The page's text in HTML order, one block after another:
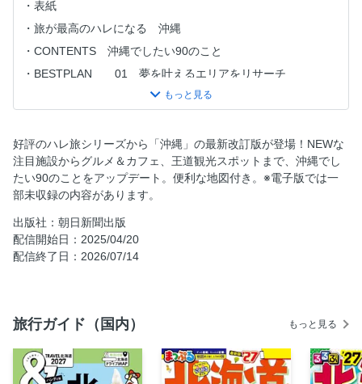
表紙
旅が最高のハレになる 沖縄
CONTENTS 沖縄でしたい90のこと
BESTPLAN 01 夢を叶えるエリアをリサーチ
02 沖縄を200％楽しむ
04 沖縄の「4つ」の事件簿
HIGHLIGHT 01 沖縄美ら海水族館を全制覇！
02 海洋博公園が見逃せない
04 沖縄っぽジェニックを狙う!!
05 デザートはひやしもんで！
08 美らさんスパで美人度UP！
EAT 01 海カフェでまったりくつろぐ
好評のハレ旅シリーズから「沖縄」の最新改訂版が登場！NEWな
注目施設からグルメ＆カフェ、王道観光スポットまで、沖縄でし
たい90のことをアップデート。便利な地図付き。※電子版では一
部未収録の内容があります。
出版社：朝日新聞出版
配信開始日：2025/04/20
配信終了日：2026/07/14
旅行ガイド（国内） もっと見る